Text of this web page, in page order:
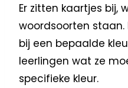
Er zitten kaartjes bij,
woordsoorten staan.
bij een bepaalde
leerlingen wat ze
specifieke kleur.